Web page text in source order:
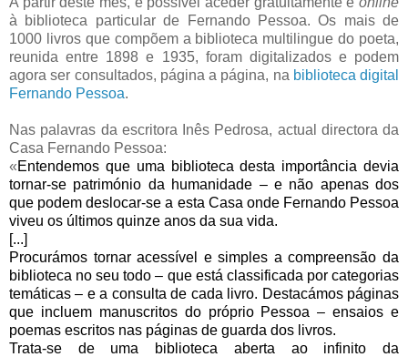
à biblioteca particular de Fernando Pessoa. Os mais de
1000 livros que compõem a biblioteca multilingue do poeta,
reunida entre 1898 e 1935, foram digitalizados e podem
agora ser consultados, página a página, na biblioteca digital
Fernando Pessoa.
Nas palavras da escritora Inês Pedrosa, actual directora da
Casa Fernando Pessoa:
«Entendemos que uma biblioteca desta importância devia
tornar-se património da humanidade – e não apenas dos
que podem deslocar-se a esta Casa onde Fernando Pessoa
viveu os últimos quinze anos da sua vida.
[...]
Procurámos tornar acessível e simples a compreensão da
biblioteca no seu todo – que está classificada por categorias
temáticas – e a consulta de cada livro. Destacámos páginas
que incluem manuscritos do próprio Pessoa – ensaios e
poemas escritos nas páginas de guarda dos livros.
Trata-se de uma biblioteca aberta ao infinito da